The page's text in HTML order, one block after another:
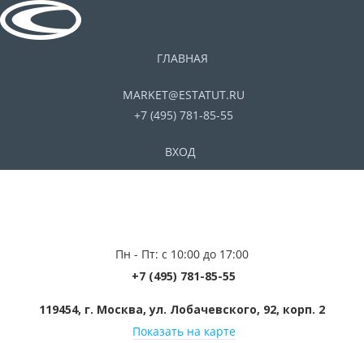
ГЛАВНАЯ
MARKET@ESTATUT.RU
+7 (495) 781-85-55
ВХОД
Пн - Пт: с 10:00 до 17:00
+7 (495) 781-85-55
119454, г. Москва, ул. Лобачевского, 92, корп. 2
Показать на карте